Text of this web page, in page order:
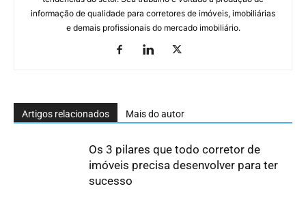
informação de qualidade para corretores de imóveis, imobiliárias
e demais profissionais do mercado imobiliário.
Artigos relacionados Mais do autor
Os 3 pilares que todo corretor de
imóveis precisa desenvolver para ter
sucesso